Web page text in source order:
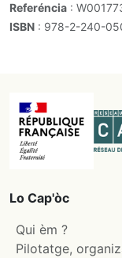
Referéncia :
ISBN : 978-2-240-
Lo Cap'òc
Qui èm ?
Pilotatge,